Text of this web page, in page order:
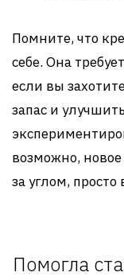
Помните, что
себе. Она
если вы
запас и
возможно,
за углом,
Помогла